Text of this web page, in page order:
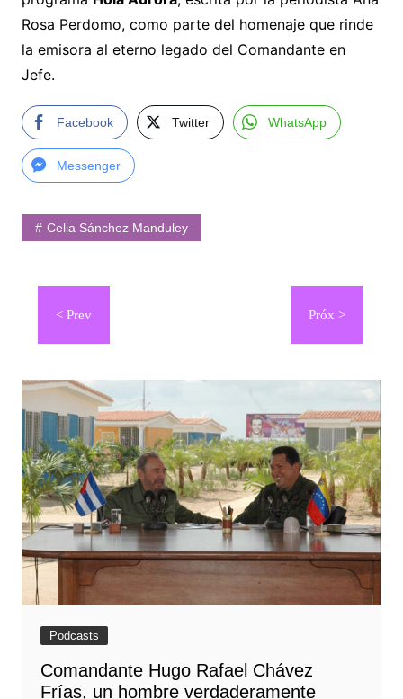
Rosa Perdomo, como parte del homenaje que rinde
la emisora al eterno legado del Comandante en
Jefe.
Facebook Twitter WhatsApp
Messenger
Celia Sánchez Manduley
Navegación
entradas
Podcasts
Comandante Hugo Rafael Chávez
Frías, un hombre verdaderamente